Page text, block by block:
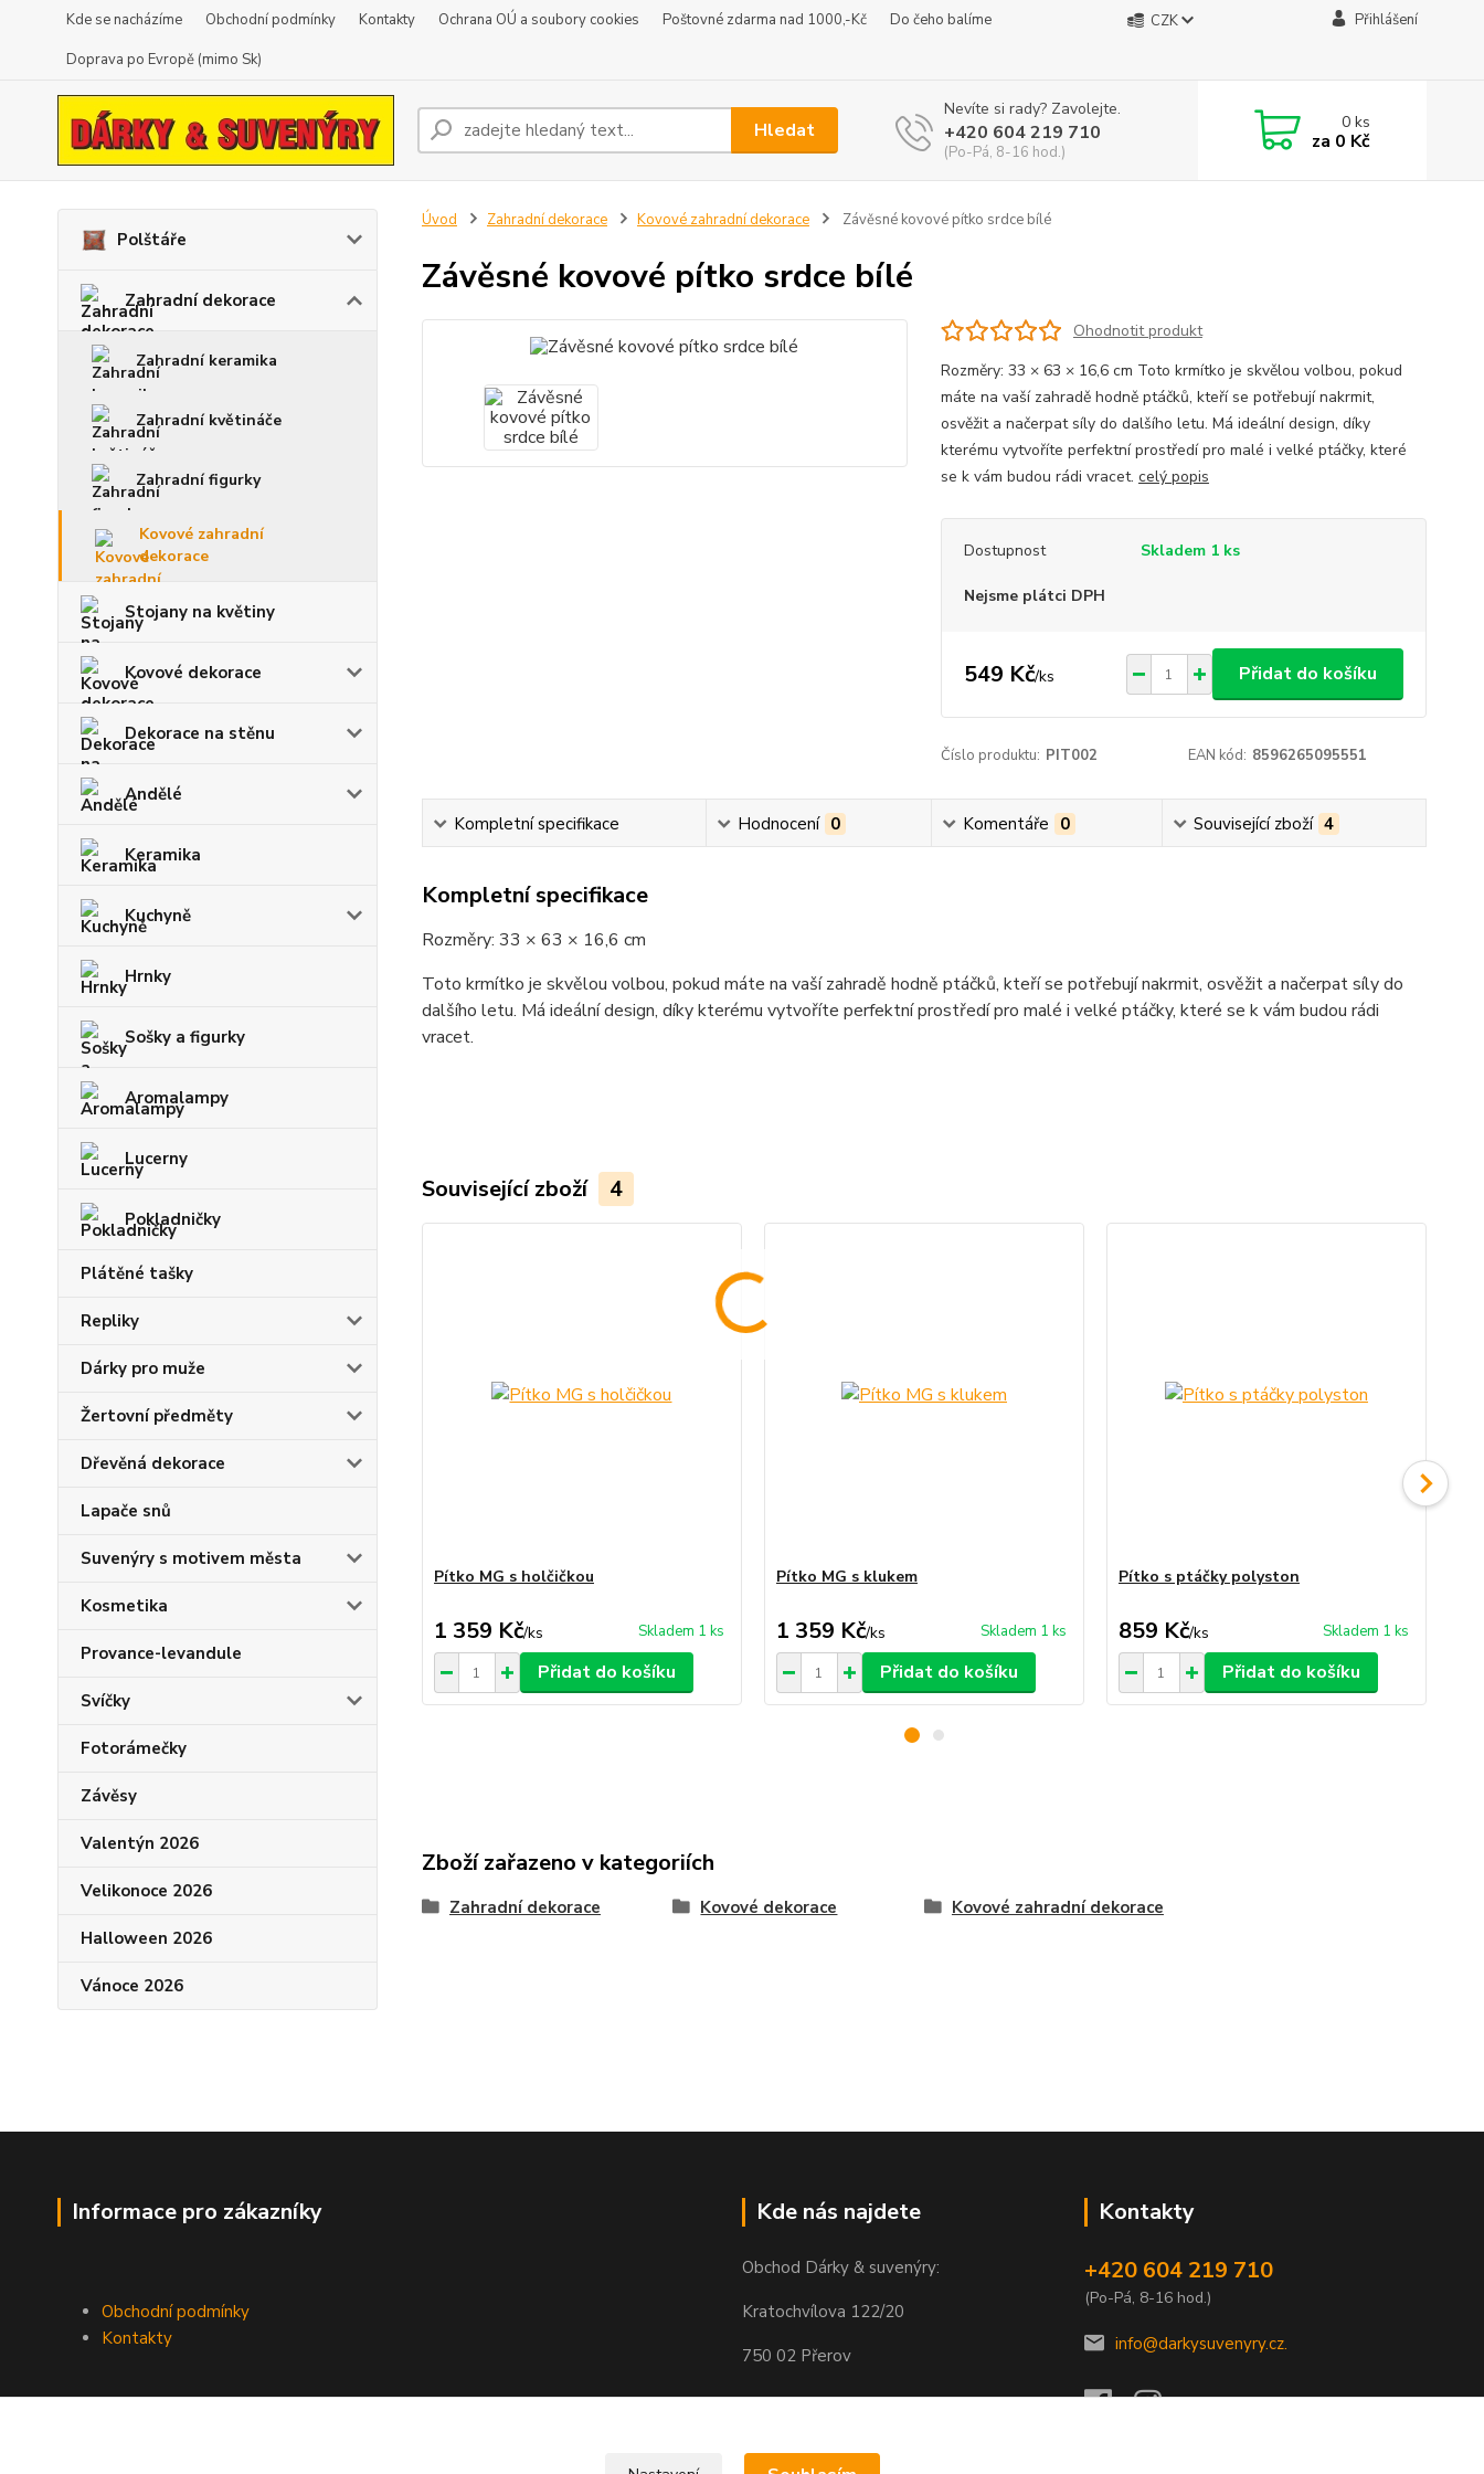
Kde se nacházíme Obchodní podmínky Kontakty Ochrana OÚ a soubory cookies Poštovné zdarma nad 1000,-Kč
Do čeho balíme
Doprava po Evropě (mimo Sk)
CZK Přihlášení
Hledat
Nevíte si rady? Zavolejte.
+420 604 219 710
(Po-Pá, 8-16 hod.)
0ks
za 0 Kč
Polštáře
Zahradní dekorace
Zahradní keramika
Zahradní květináče
Zahradní figurky
Kovové zahradní
dekorace
Stojany na květiny
Kovové dekorace
Dekorace na stěnu
Andělé
Keramika
Kuchyně
Hrnky
Sošky a figurky
Aromalampy
Lucerny
Pokladničky
Plátěné tašky
Repliky
Dárky pro muže
Žertovní předměty
Dřevěná dekorace
Lapače snů
Suvenýry s motivem města
Kosmetika
Provance-levandule
Svíčky
Fotorámečky
Závěsy
Valentýn 2026
Velikonoce 2026
Halloween 2026
Vánoce 2026
Úvod Zahradní dekorace Kovové zahradní dekorace Závěsné kovové pítko srdce bílé
Závěsné kovové pítko srdce bílé
Ohodnotit produkt
Rozměry: 33 × 63 × 16,6 cm Toto krmítko je skvělou volbou, pokud
máte na vaší zahradě hodně ptáčků, kteří se potřebují nakrmit,
osvěžit a načerpat síly do dalšího letu. Má ideální design, díky
kterému vytvoříte perfektní prostředí pro malé i velké ptáčky, které
se k vám budou rádi vracet. celý popis
Dostupnost Skladem 1 ks
Nejsme plátci DPH
549 Kč/ks Přidat do košíku
Číslo produktu: PIT002 EAN kód: 8596265095551
Kompletní specifikace Hodnocení 0 Komentáře 0 Související zboží 4
Kompletní specifikace
Rozměry: 33 × 63 × 16,6 cm
Toto krmítko je skvělou volbou, pokud máte na vaší zahradě hodně ptáčků, kteří se potřebují nakrmit, osvěžit a načerpat síly do
dalšího letu. Má ideální design, díky kterému vytvoříte perfektní prostředí pro malé i velké ptáčky, které se k vám budou rádi
vracet.
Související zboží 4
Pítko MG s holčičkou
1 359 Kč/ks Skladem 1 ks
Přidat do košíku
Pítko MG s klukem
1 359 Kč/ks Skladem 1 ks
Přidat do košíku
Pítko s ptáčky polyston
859 Kč/ks Skladem 1 ks
Přidat do košíku
Zboží zařazeno v kategoriích
Zahradní dekorace Kovové dekorace Kovové zahradní dekorace
Informace pro zákazníky
Obchodní podmínky
Kontakty
Kde nás najdete
Obchod Dárky & suvenýry:
Kratochvílova 122/20
750 02 Přerov
Kontakty
+420 604 219 710
(Po-Pá, 8-16 hod.)
info@darkysuvenyry.cz.